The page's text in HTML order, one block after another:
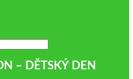
– DĚTSKÝ DEN